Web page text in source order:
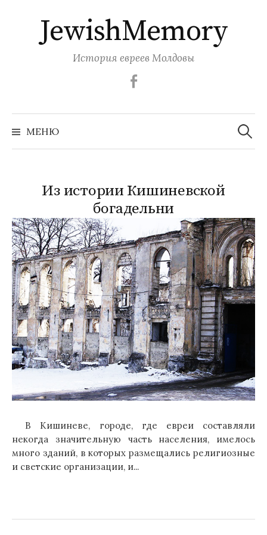
содержимому
JewishMemory
История евреев Молдовы
МЕНЮ Найти:
Из истории Кишиневской
богадельни
В Кишиневе, городе, где евреи составляли
некогда значительную часть населения, имелось
много зданий, в которых размещались религиозные
и светские организации, и...